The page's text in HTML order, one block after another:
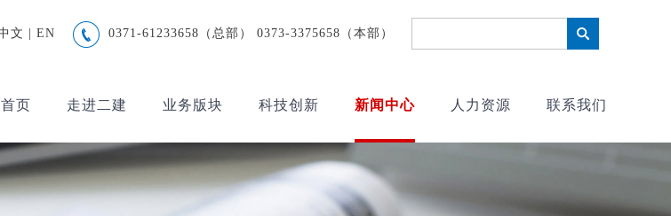
0371-61233658（总部） 0373-3375658（本部）
文 EN
首页 走进二建 业务版块 科技创新 新闻中心 人力资源 联系我们